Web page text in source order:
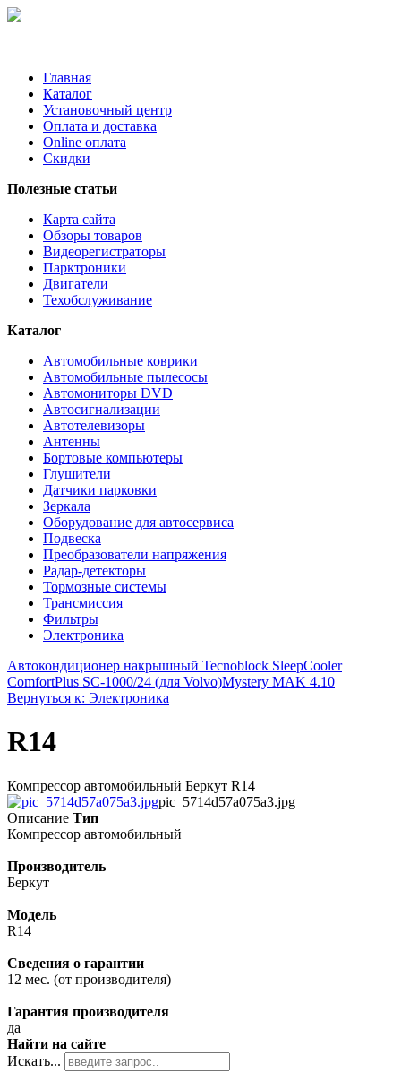
Главная
Каталог
Установочный центр
Оплата и доставка
Online оплата
Скидки
Полезные статьи
Карта сайта
Обзоры товаров
Видеорегистраторы
Парктроники
Двигатели
Техобслуживание
Каталог
Автомобильные коврики
Автомобильные пылесосы
Автомониторы DVD
Автосигнализации
Автотелевизоры
Антенны
Бортовые компьютеры
Глушители
Датчики парковки
Зеркала
Оборудование для автосервиса
Подвеска
Преобразователи напряжения
Радар-детекторы
Тормозные системы
Трансмиссия
Фильтры
Электроника
Автокондиционер накрышный Tecnoblock SleepCooler
ComfortPlus SС-1000/24 (для Volvo)Mystery MAK 4.10
Вернуться к: Электроника
R14
Компрессор автомобильный Беркут R14
pic_5714d57a075a3.jpg
Описание Тип
Компрессор автомобильный
Производитель
Беркут
Модель
R14
Сведения о гарантии
12 мес. (от производителя)
Гарантия производителя
да
Найти на сайте
Искать...